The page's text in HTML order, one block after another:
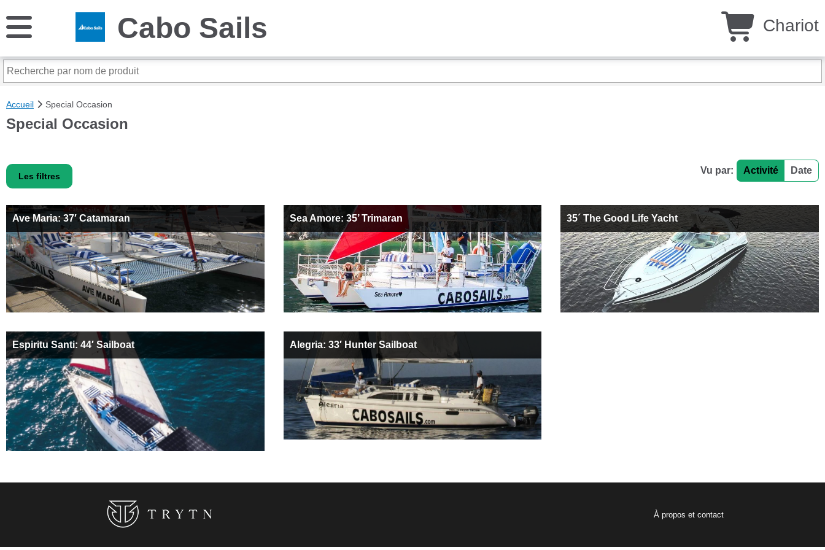
Cabo Sails Chariot
Accueil Special Occasion
Special Occasion
Les filtres
Vu par: Activité Date
Ave Maria: 37′ Catamaran Sea Amore: 35’ Trimaran 35´ The Good Life Yacht
Espiritu Santi: 44′ Sailboat Alegria: 33′ Hunter Sailboat
À propos et contact